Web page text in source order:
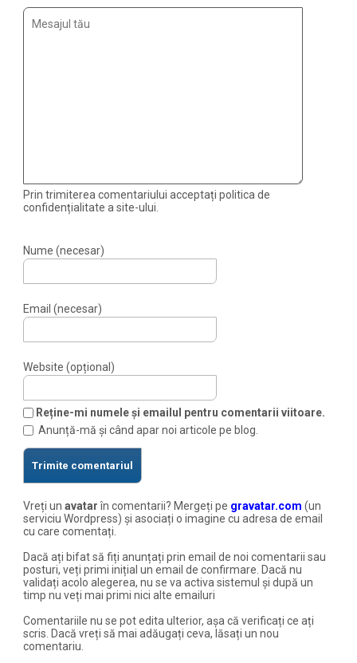
Prin trimiterea comentariului acceptați politica de
confidențialitate a site-ului.
Nume (necesar)
Email (necesar)
Website (opțional)
Reține-mi numele și emailul pentru comentarii viitoare.
Anunță-mă și când apar noi articole pe blog.
Vreți unavatarîn comentarii? Mergeți pe gravatar.com (un
serviciu Wordpress) și asociați o imagine cu adresa de email
cu care comentați.
Dacă ați bifat să fiți anunțați prin email de noi comentarii sau
posturi, veți primi inițial un email de confirmare. Dacă nu
validați acolo alegerea, nu se va activa sistemul și după un
timp nu veți mai primi nici alte emailuri
Comentariile nu se pot edita ulterior, așa că verificați ce ați
scris. Dacă vreți să mai adăugați ceva, lăsați un nou
comentariu.